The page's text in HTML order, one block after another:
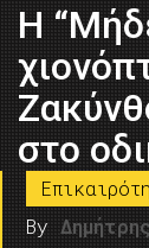
Η
στο
By